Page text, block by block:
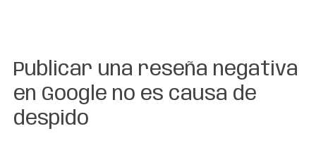
Publicar una reseña negativa
en Google no es causa de
despido